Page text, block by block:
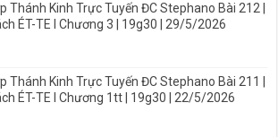
Thánh Kinh Trực Tuyến ĐC Stephano Bài 212 |
ÉT-TE I Chương 3 | 19g30 | 29/5/2026
Thánh Kinh Trực Tuyến ĐC Stephano Bài 211 |
ÉT-TE I Chương 1tt | 19g30 | 22/5/2026